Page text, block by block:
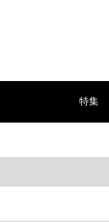
特集